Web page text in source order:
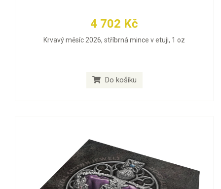
4 702 Kč
Krvavý měsíc 2026, stříbrná mince v etuji, 1 oz
Do košíku